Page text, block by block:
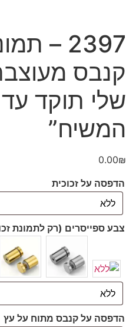
2397 –
קנבס
שלי תוקד
המשיח”
0.00₪
הדפסה על זכוכית
צבע ספייסרים (רק לתמונת
הדפסה על קנבס מתוח על עץ